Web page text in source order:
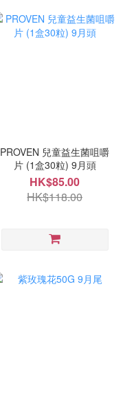
PROVEN 兒童益生菌咀嚼
片 (1盒30粒) 9月頭
HK$85.00
HK$118.00